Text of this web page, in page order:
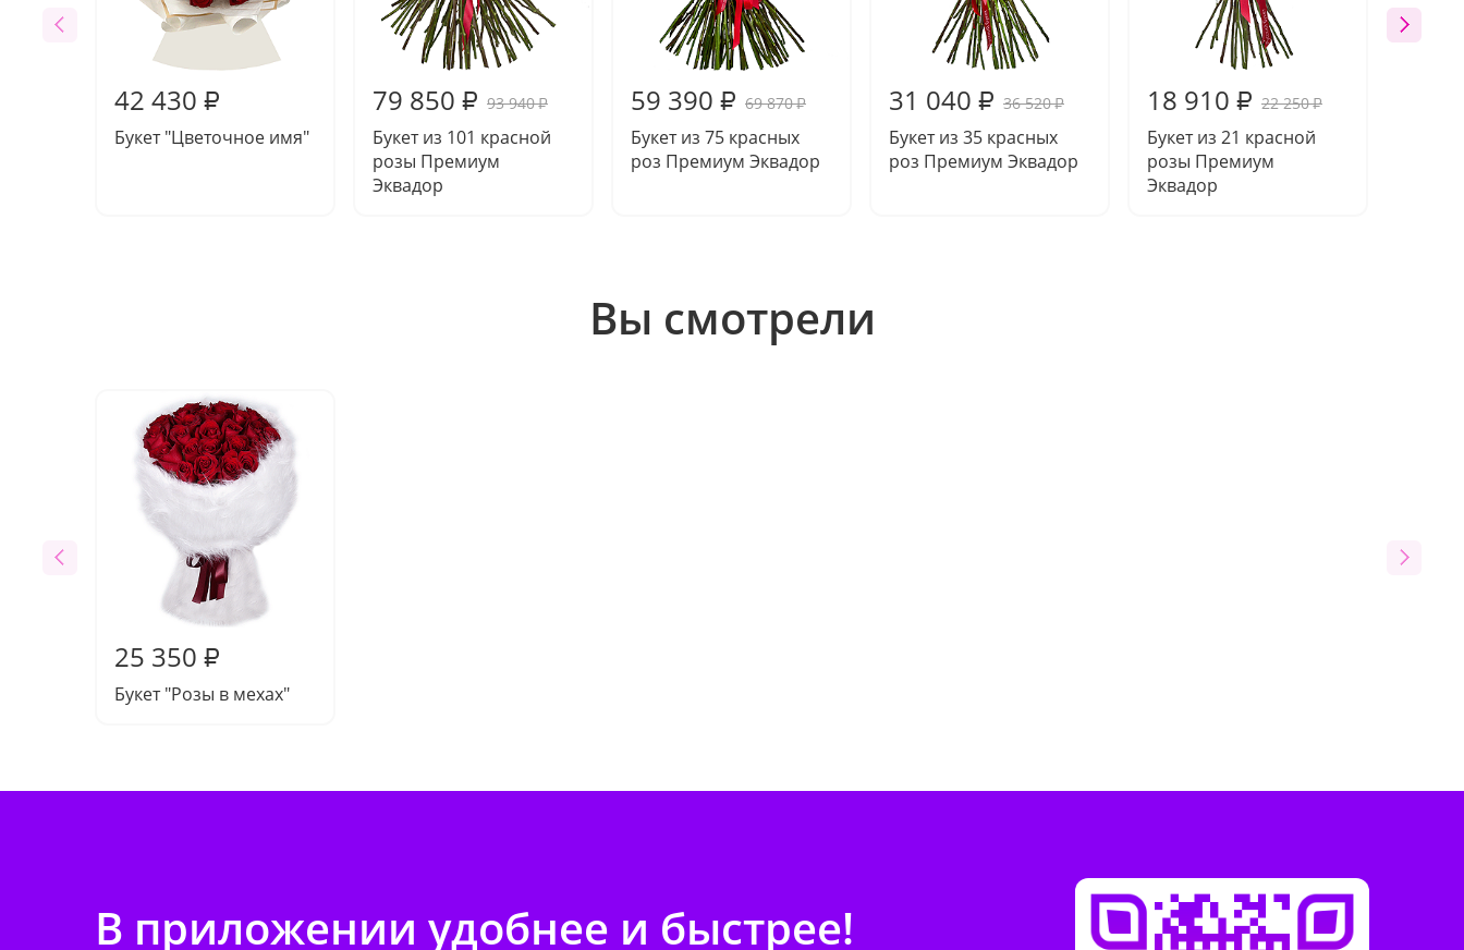
42 430 ₽
Букет "Цветочное имя"
79 850 ₽ 93 940₽
Букет из 101 красной
розы Премиум
Эквадор
59 390 ₽ 69 870₽
Букет из 75 красных
роз Премиум Эквадор
31 040 ₽ 36 520₽
Букет из 35 красных
роз Премиум Эквадор
18 910 ₽ 22 250₽
Букет из 21 красной
розы Премиум
Эквадор
Вы смотрели
25 350 ₽
Букет "Розы в мехах"
В приложении удобнее и быстрее!